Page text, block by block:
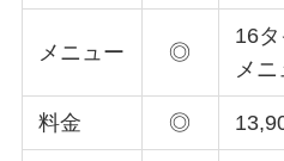
メニュー ◎
16
メ
料金 ◎